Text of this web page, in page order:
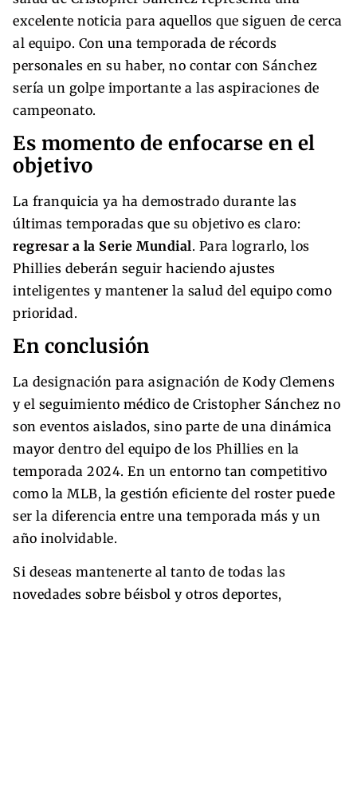
excelente noticia para aquellos que siguen de cerca
al equipo. Con una temporada de récords
personales en su haber, no contar con Sánchez
sería un golpe importante a las aspiraciones de
campeonato.
Es momento de enfocarse en el
objetivo
La franquicia ya ha demostrado durante las
últimas temporadas que su objetivo es claro:
regresar a la Serie Mundial. Para lograrlo, los
Phillies deberán seguir haciendo ajustes
inteligentes y mantener la salud del equipo como
prioridad.
En conclusión
La designación para asignación de Kody Clemens
y el seguimiento médico de Cristopher Sánchez no
son eventos aislados, sino parte de una dinámica
mayor dentro del equipo de los Phillies en la
temporada 2024. En un entorno tan competitivo
como la MLB, la gestión eficiente del roster puede
ser la diferencia entre una temporada más y un
año inolvidable.
Si deseas mantenerte al tanto de todas las
novedades sobre béisbol y otros deportes,